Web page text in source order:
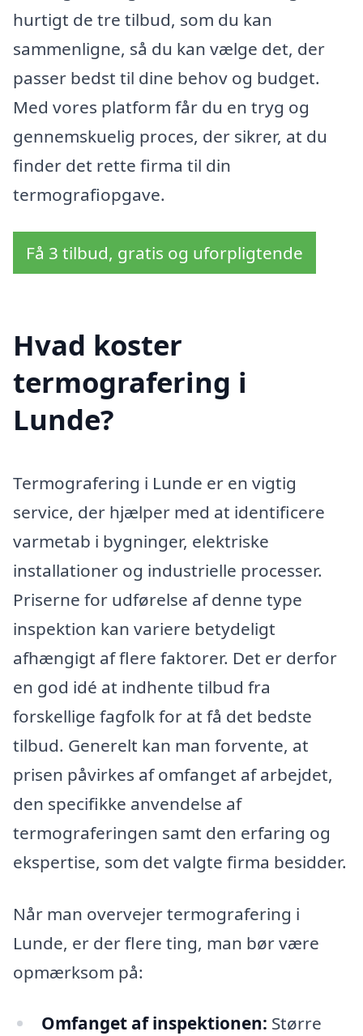
hurtigt de tre tilbud, som du kan
sammenligne, så du kan vælge det, der
passer bedst til dine behov og budget.
Med vores platform får du en tryg og
gennemskuelig proces, der sikrer, at du
finder det rette firma til din
termografiopgave.
Få 3 tilbud, gratis og uforpligtende
Hvad koster
termografering i
Lunde?
Termografering i Lunde er en vigtig
service, der hjælper med at identificere
varmetab i bygninger, elektriske
installationer og industrielle processer.
Priserne for udførelse af denne type
inspektion kan variere betydeligt
afhængigt af flere faktorer. Det er derfor
en god idé at indhente tilbud fra
forskellige fagfolk for at få det bedste
tilbud. Generelt kan man forvente, at
prisen påvirkes af omfanget af arbejdet,
den specifikke anvendelse af
termograferingen samt den erfaring og
ekspertise, som det valgte firma besidder.
Når man overvejer termografering i
Lunde, er der flere ting, man bør være
opmærksom på:
Omfanget af inspektionen: Større